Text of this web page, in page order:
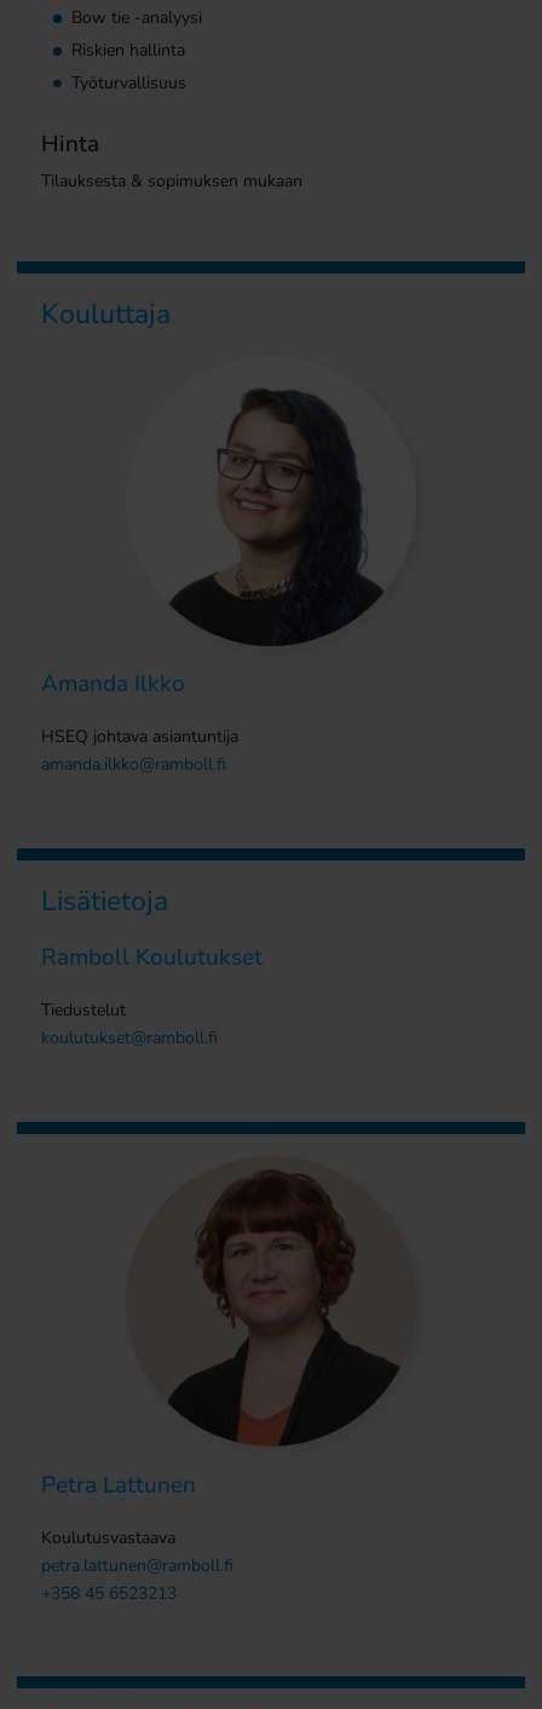
Bow tie -analyysi
Riskien hallinta
Työturvallisuus
Hinta
Tilauksesta & sopimuksen mukaan
Kouluttaja
Amanda Ilkko
HSEQ johtava asiantuntija
amanda.ilkko@ramboll.fi
Lisätietoja
Ramboll Koulutukset
Tiedustelut
koulutukset@ramboll.fi
Petra Lattunen
Koulutusvastaava
petra.lattunen@ramboll.fi
+358 45 6523213